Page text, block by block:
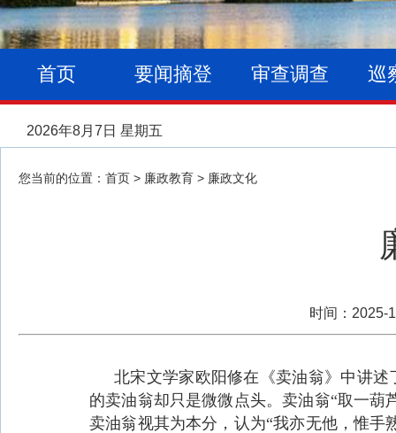
首页 要闻摘登 审查调查 巡
2026年8月7日 星期五
您当前的位置： 首页 > 廉政教育 > 廉政文化
时间：
北宋文学家欧阳修在《卖油翁》中讲
的卖油翁却只是微微点头。卖油翁“取一
卖油翁视其为本分，认为“我亦无他，惟